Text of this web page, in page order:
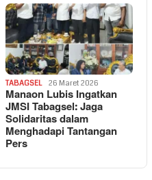
TABAGSEL 26 Maret 2026
Manaon Lubis Ingatkan
JMSI Tabagsel: Jaga
Solidaritas dalam
Menghadapi Tantangan
Pers